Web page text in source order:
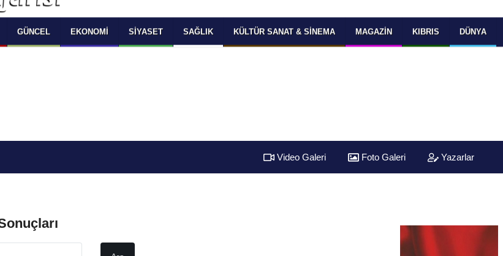
LANGUAGE YOU WOULD TO READ
OKUMAK İSTEDİĞİNİZ DİLİ SEÇİNİZ
Powered by
Translate
GÜNCEL EKONOMI SIYASET SAĞLIK KÜLTÜR SANAT & SINEMA MAGAZIN KIBRIS DÜNYA
Video Galeri Foto Galeri Yazarlar